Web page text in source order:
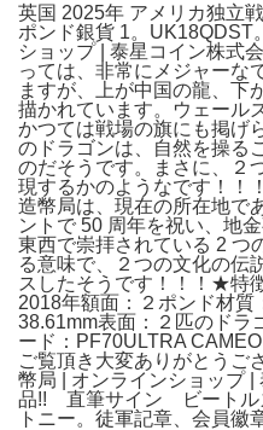
英国 2025年 アメリカ独立
ポンド銀貨 1。UK18QDST
ショップ | 泰星コイン株式
っては、非常にメジャーな
ますが、上が中国の龍、下
描かれています。ウェール
かつては戦場の旗にも掲げ
のドラゴンは、自然を操る
のだそうです。まさに、２
現するかのようなです！！
造幣局は、現在の所在地で
ントで 50 周年を祝い、地
東西で崇拝されている 2 つ
る意味で、２つの文化の伝
スしたそうです！！！★特
2018年額面：２ポンド材質
38.61mm表面：２匹のドラ
ード：PF70ULTRA
ご覧頂き大変ありがとうご
幣局 | オンラインショップ |
品!! 直筆サイン ビートル
トニー。徒軍記章、会員徽